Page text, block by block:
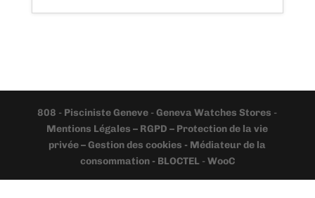
808 - Pisciniste Geneve -Geneva Watches Stores -
Mentions Légales – RGPD – Protection de la vie
privée – Gestion des cookies - Médiateur de la
consommation - BLOCTEL -WooC